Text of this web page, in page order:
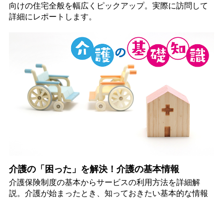
向けの住宅全般を幅広くピックアップ。実際に訪問して
詳細にレポートします。
介護の「困った」を解決！介護の基本情報
介護保険制度の基本からサービスの利用方法を詳細解
説。介護が始まったとき、知っておきたい基本的な情報